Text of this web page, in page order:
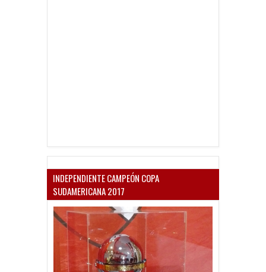
INDEPENDIENTE CAMPEÓN COPA
SUDAMERICANA 2017